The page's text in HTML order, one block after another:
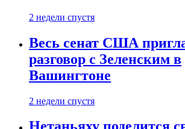
2 недели спустя
Весь сенат США
разговор с Зеленским в
Вашингтоне
2 недели спустя